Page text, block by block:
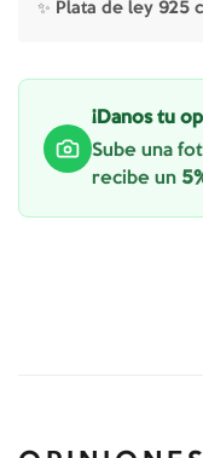
✨ Plata de ley 925
¡Danos tu
Sube una
recibe un